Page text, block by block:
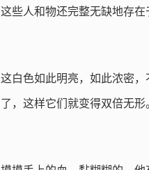
这些人和物还完整无缺地存
这白色如此明亮，如此浓密
了，这样它们就变得双倍无形